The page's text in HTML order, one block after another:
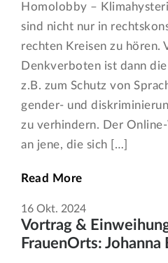
Homolobby –
sind nicht nur in
rechten Kreisen zu hören.
Denkverboten ist dann
z.B. zum Schutz von
gender- und
zu verhindern. Der
an jene, die sich […]
Read More
16 Okt. 2024
Vortrag &
FrauenOrts: